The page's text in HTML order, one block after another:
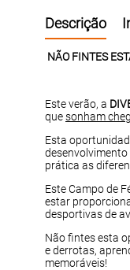
Descrição
NÃO FINTES
Este verão, a
quesonham
Esta
desenvolvimento
prática as
Este Campo de
estar
desportivas de
Não fintes esta
e derrotas,
memoráveis!